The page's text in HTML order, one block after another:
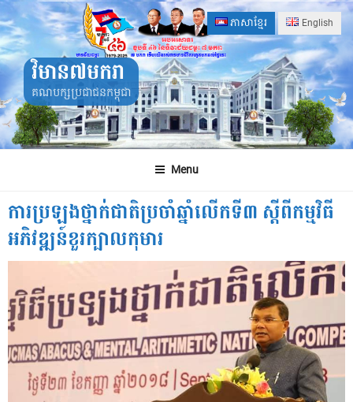
Skip
to
content
ភាសាខ្មែរ English
វិមាន៧មករា
គណបក្សប្រជាជនកម្ពុជា
Menu
ការ​ប្រឡង​ថ្នាក់ជាតិ​ប្រចាំ​ឆ្នាំ​លើកទី​៣ ស្ដីពី​កម្មវិធី​
អភិវឌ្ឍន៍​ខួរក្បាល​កុមារ